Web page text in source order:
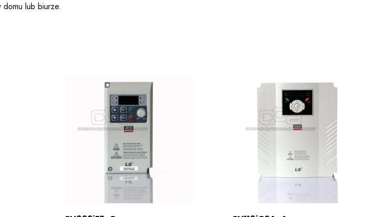
domu lub biurze.